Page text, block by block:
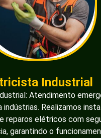
Industrial
Atendimento
indústrias. Realizamos
reparos elétricos com
garantindo o